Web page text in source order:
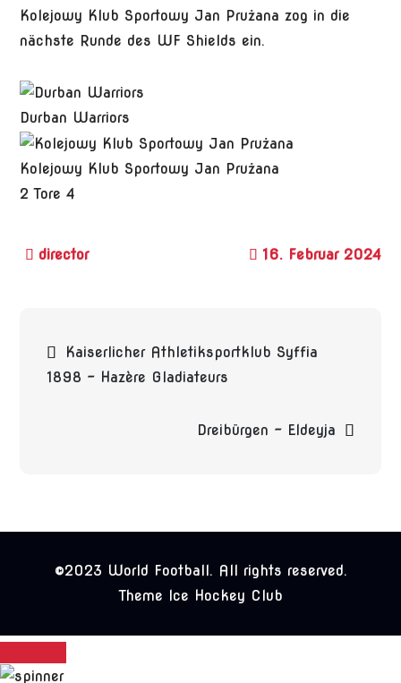
Kolejowy Klub Sportowy Jan Prużana zog in die
nächste Runde des WF Shields ein.
Durban Warriors
Kolejowy Klub Sportowy Jan Prużana
2 Tore 4
16. Februar 2024
Beitragsnavigation
Kaiserlicher Athletiksportklub Syffia
1898 – Hazère Gladiateurs
Dreibürgen – Eldeyja
©2023 World Football. All rights reserved.
Theme Ice Hockey Club